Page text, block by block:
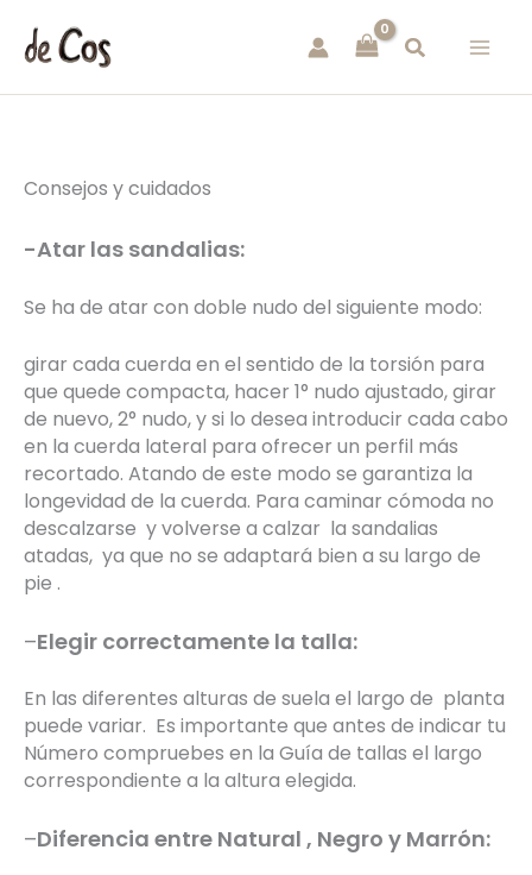
Consejos y cuidados
-Atar las sandalias:
Se ha de atar con doble nudo del siguiente modo:
girar cada cuerda en el sentido de la torsión para
que quede compacta, hacer 1° nudo ajustado, girar
de nuevo, 2° nudo, y si lo desea introducir cada cabo
en la cuerda lateral para ofrecer un perfil más
recortado. Atando de este modo se garantiza la
longevidad de la cuerda. Para caminar cómoda no
descalzarse y volverse a calzar la sandalias
atadas, ya que no se adaptará bien a su largo de
pie .
–Elegir correctamente la talla:
En las diferentes alturas de suela el largo de planta
puede variar. Es importante que antes de indicar tu
Número compruebes en la Guía de tallas el largo
correspondiente a la altura elegida.
–Diferencia entre Natural , Negro y Marrón: